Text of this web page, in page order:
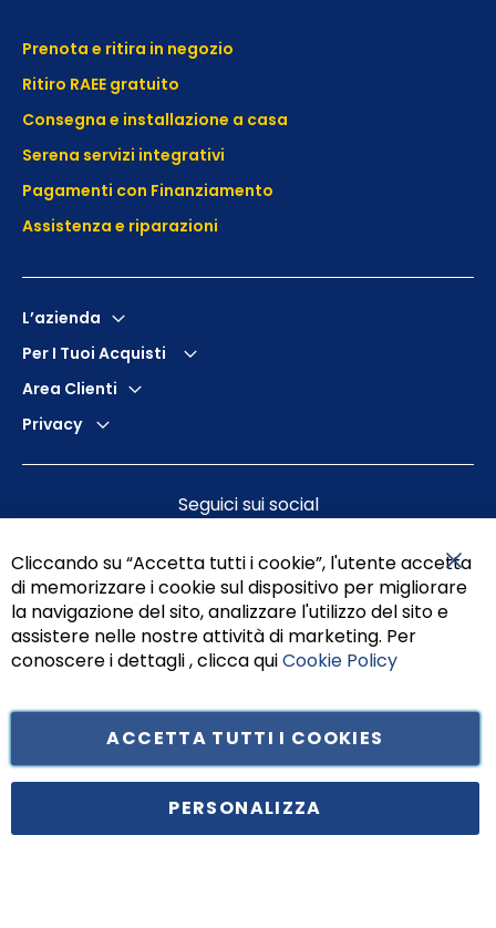
Prenota e ritira in negozio
Ritiro RAEE gratuito
Consegna e installazione a casa
Serena servizi integrativi
Pagamenti con Finanziamento
Assistenza e riparazioni
L’azienda
Per I Tuoi Acquisti
Area Clienti
Privacy
Seguici sui social
Principe di Piemonte 199, cap. 80026 Casoria (NA) - C.F. 05834470634 -
Cliccando su “Accetta tutti i cookie”, l'utente accetta
di memorizzare i cookie sul dispositivo per migliorare
la navigazione del sito, analizzare l'utilizzo del sito e
assistere nelle nostre attività di marketing. Per
conoscere i dettagli , clicca quiCookie Policy
ACCETTA TUTTI I COOKIES
PERSONALIZZA